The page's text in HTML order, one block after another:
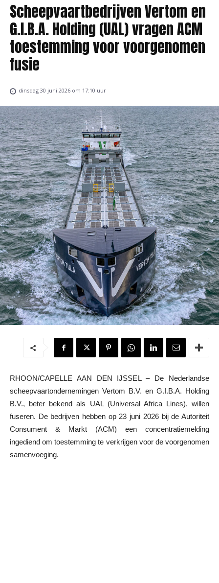
Scheepvaartbedrijven Vertom en
G.I.B.A. Holding (UAL) vragen ACM
toestemming voor voorgenomen
fusie
dinsdag 30 juni 2026 om 17:10 uur
RHOON/CAPELLE AAN DEN IJSSEL – De Nederlandse
scheepvaartondernemingen Vertom B.V. en G.I.B.A. Holding
B.V., beter bekend als UAL (Universal Africa Lines), willen
fuseren. De bedrijven hebben op 23 juni 2026 bij de Autoriteit
Consument & Markt (ACM) een concentratiemelding
ingediend om toestemming te verkrijgen voor de voorgenomen
samenvoeging.